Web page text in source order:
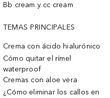
Bb cream y cc cream
TEMAS PRINCIPALES
Crema con ácido hialurónico
Cómo quitar el rímel
waterproof
Cremas con aloe vera
¿Cómo eliminar los callos en